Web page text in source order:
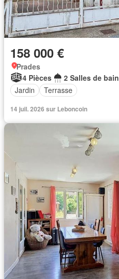
158 000 €
Prades
4 Pièces
2 Salles de bain
Jardin
Terrasse
14 juil. 2026 sur Leboncoin